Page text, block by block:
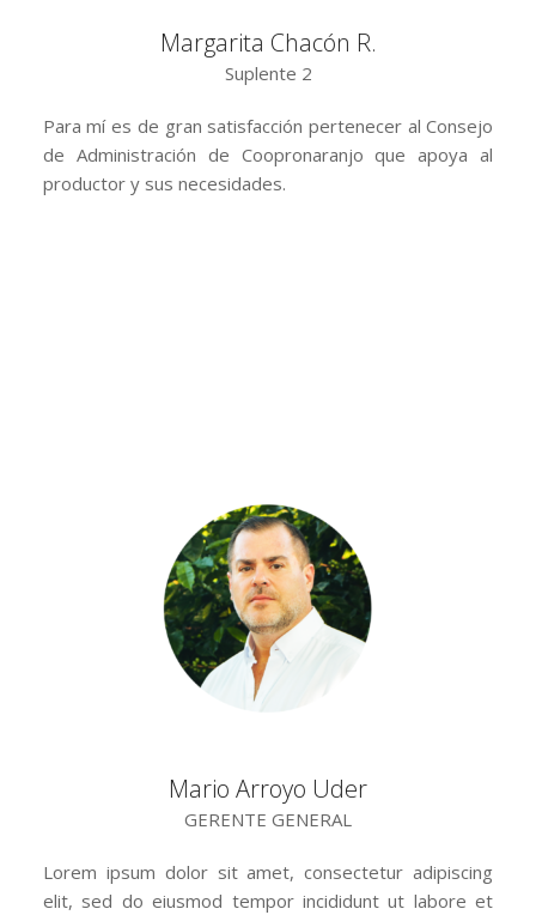
Margarita Chacón R.
Suplente 2
Para mí es de gran satisfacción pertenecer al Consejo
de Administración de Coopronaranjo que apoya al
productor y sus necesidades.
Mario Arroyo Uder
GERENTE GENERAL
Lorem ipsum dolor sit amet, consectetur adipiscing
elit, sed do eiusmod tempor incididunt ut labore et